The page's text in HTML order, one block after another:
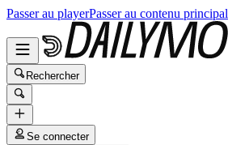
Passer au playerPasser au contenu principal
Rechercher
Se connecter